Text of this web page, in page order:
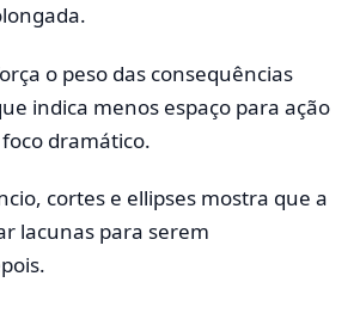
o peso das consequências
indica menos espaço para ação
dramático.
cortes e ellipses mostra que a
lacunas para serem